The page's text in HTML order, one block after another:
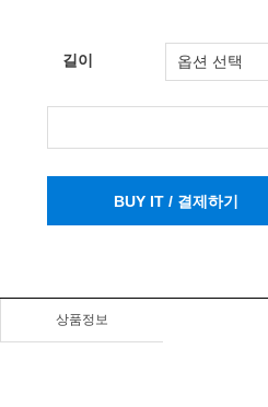
길이
BUY IT / 결제하기
상품정보